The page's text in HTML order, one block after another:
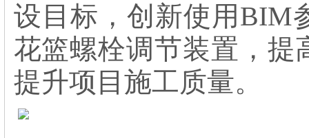
设目标，创新使用BIM
花篮螺栓调节装置，提
提升项目施工质量。